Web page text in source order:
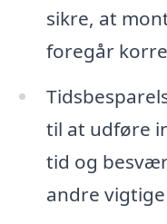
sikre, at
foregår
til at udføre
tid og
andre